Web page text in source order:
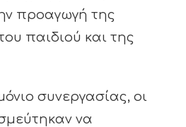
προαγωγή της
παιδιού και της
συνεργασίας, οι
να